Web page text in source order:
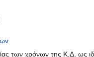
των χρόνων της Κ.Δ. ως